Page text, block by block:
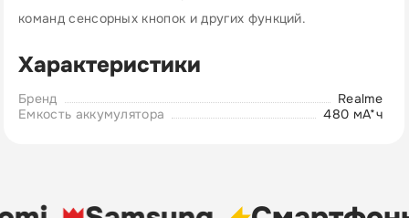
команд сенсорных кнопок и других функций.
Характеристики
Бренд
Realme
Емкость аккумулятора
480 мА*ч